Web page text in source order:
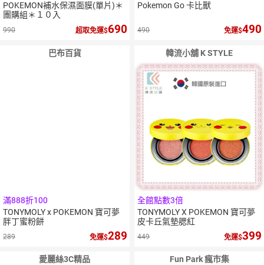
POKEMON補水保濕面膜(單片)＊
團購組＊１０入
990 超取免運 690
Pokemon Go 卡比獸
490 免運 490
巴布百貨
滿888折100
TONYMOLY x POKEMON 寶可夢
胖丁蜜粉餅
289 免運 289
韓流小舖 K STYLE
全館點數3倍
TONYMOLY X POKEMON 寶可夢
皮卡丘氣墊腮紅
449 免運 399
愛麗絲3C精品 Fun Park 瘋市集